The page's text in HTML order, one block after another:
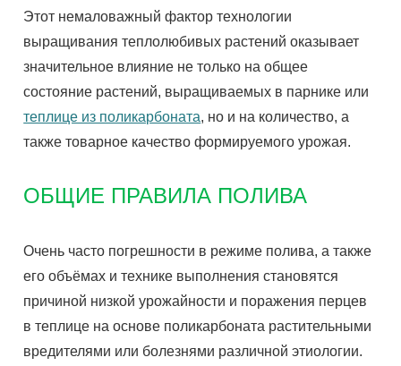
Этот немаловажный фактор технологии
выращивания теплолюбивых растений оказывает
значительное влияние не только на общее
состояние растений, выращиваемых в парнике или
теплице из поликарбоната, но и на количество, а
также товарное качество формируемого урожая.
ОБЩИЕ ПРАВИЛА ПОЛИВА
Очень часто погрешности в режиме полива, а также
его объёмах и технике выполнения становятся
причиной низкой урожайности и поражения перцев
в теплице на основе поликарбоната растительными
вредителями или болезнями различной этиологии.